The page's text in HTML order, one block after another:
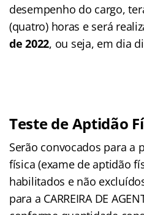
desempenho do cargo,
(quatro) horas e será
de 2022, ou seja, em dia
Teste de Aptidão
Serão convocados para a
física (exame de aptidão
habilitados e não
para a CARREIRA DE